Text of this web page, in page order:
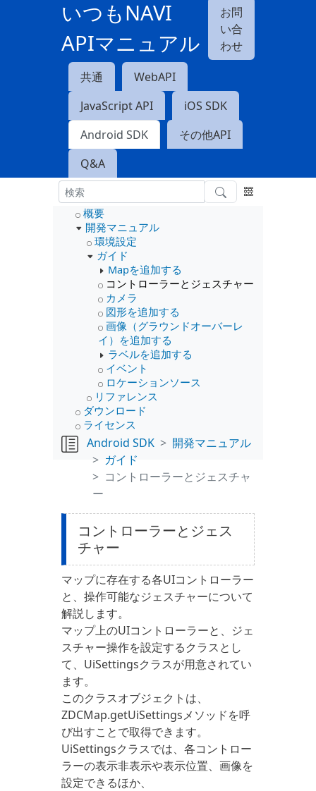
いつもNAVI
APIマニュアル
お問
い合
わせ
共通
WebAPI
JavaScript API
iOS SDK
Android SDK
その他API
Q&A
概要
開発マニュアル
環境設定
ガイド
Mapを追加する
コントローラーとジェスチャー
カメラ
図形を追加する
画像（グラウンドオーバーレ
イ）を追加する
ラベルを追加する
イベント
ロケーションソース
リファレンス
ダウンロード
ライセンス
Android SDK
開発マニュアル
ガイド
コントローラーとジェスチャ
ー
コントローラーとジェス
チャー
マップに存在する各UIコントローラー
と、操作可能なジェスチャーについて
解説します。
マップ上のUIコントローラーと、ジェ
スチャー操作を設定するクラスとし
て、UiSettingsクラスが用意されてい
ます。
このクラスオブジェクトは、
ZDCMap.getUiSettingsメソッドを呼
び出すことで取得できます。
UiSettingsクラスでは、各コントロー
ラーの表示非表示や表示位置、画像を
設定できるほか、